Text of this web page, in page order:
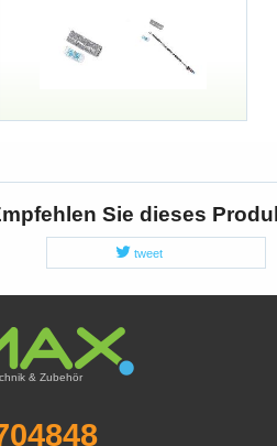
Sie dieses
tweet
& Zubehör